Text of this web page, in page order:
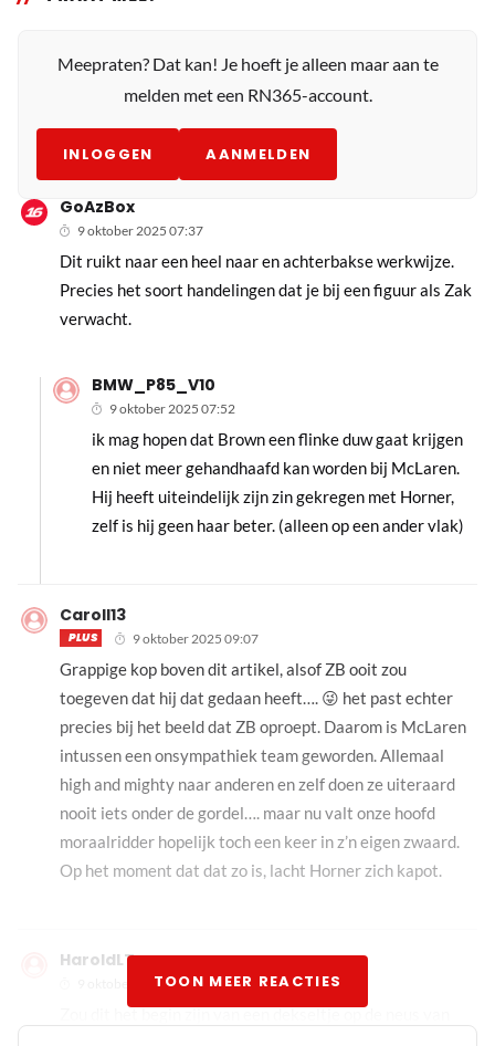
Meepraten? Dat kan! Je hoeft je alleen maar aan te
melden met een RN365-account.
INLOGGEN AANMELDEN
GoAzBox
9 oktober 2025 07:37
Dit ruikt naar een heel naar en achterbakse werkwijze.
Precies het soort handelingen dat je bij een figuur als Zak
verwacht.
BMW_P85_V10
9 oktober 2025 07:52
ik mag hopen dat Brown een flinke duw gaat krijgen
en niet meer gehandhaafd kan worden bij McLaren.
Hij heeft uiteindelijk zijn zin gekregen met Horner,
zelf is hij geen haar beter. (alleen op een ander vlak)
Caroll13
PLUS 9 oktober 2025 09:07
Grappige kop boven dit artikel, alsof ZB ooit zou
toegeven dat hij dat gedaan heeft…. 😜 het past echter
precies bij het beeld dat ZB oproept. Daarom is McLaren
intussen een onsympathiek team geworden. Allemaal
high and mighty naar anderen en zelf doen ze uiteraard
nooit iets onder de gordel…. maar nu valt onze hoofd
moraalridder hopelijk toch een keer in z’n eigen zwaard.
Op het moment dat dat zo is, lacht Horner zich kapot.
HaroldLT
9 oktober 2025 11:22
Zou dit het begin zijn van een dekseltje op de neus van
TOON MEER REACTIES